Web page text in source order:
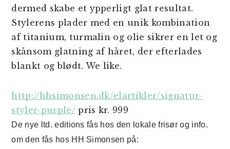
dermed skabe et ypperligt glat resultat.
Stylerens plader med en unik kombination
af titanium, turmalin og olie sikrer en let og
skånsom glatning af håret, der efterlades
blankt og blødt. We like.
http://hhsimonsen.dk/elartikler/signatur-
styler-purple/pris kr. 999
De nye ltd. editions fås hos den lokale frisør og info.
om den fås hos HH Simonsen på: